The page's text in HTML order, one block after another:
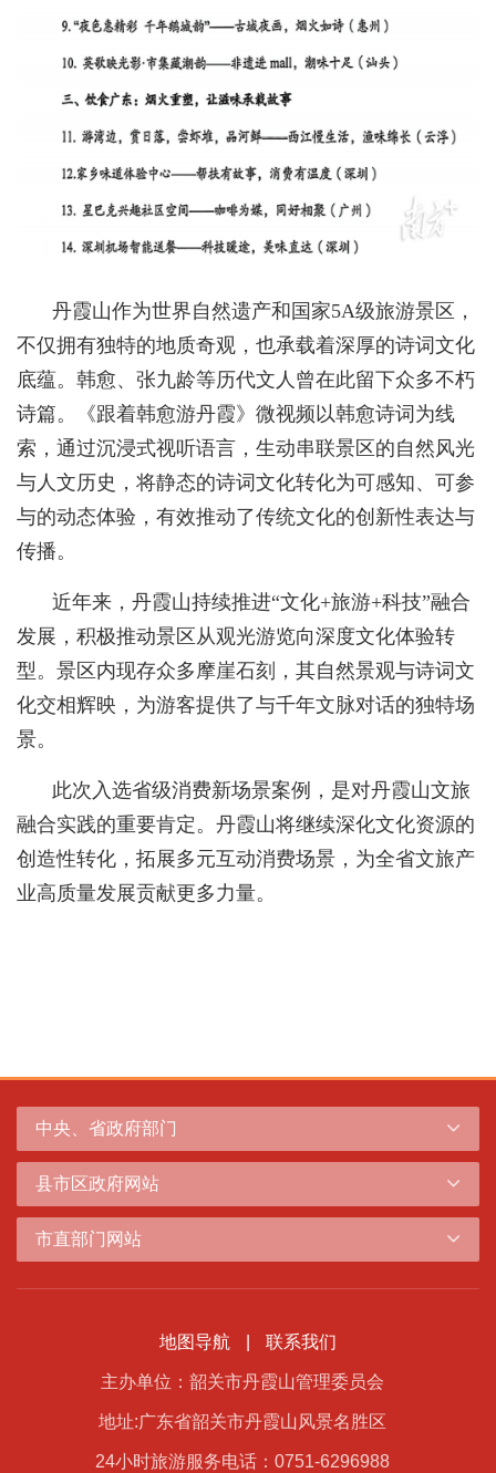
丹霞山作为世界自然遗产和国家5A级旅游景区，
不仅拥有独特的地质奇观，也承载着深厚的诗词文化
底蕴。韩愈、张九龄等历代文人曾在此留下众多不朽
诗篇。《跟着韩愈游丹霞》微视频以韩愈诗词为线
索，通过沉浸式视听语言，生动串联景区的自然风光
与人文历史，将静态的诗词文化转化为可感知、可参
与的动态体验，有效推动了传统文化的创新性表达与
传播。
近年来，丹霞山持续推进“文化+旅游+科技”融合
发展，积极推动景区从观光游览向深度文化体验转
型。景区内现存众多摩崖石刻，其自然景观与诗词文
化交相辉映，为游客提供了与千年文脉对话的独特场
景。
此次入选省级消费新场景案例，是对丹霞山文旅
融合实践的重要肯定。丹霞山将继续深化文化资源的
创造性转化，拓展多元互动消费场景，为全省文旅产
业高质量发展贡献更多力量。
中央、省政府部门
县市区政府网站
市直部门网站
地图导航 联系我们
主办单位：韶关市丹霞山管理委员会
地址:广东省韶关市丹霞山风景名胜区
24小时旅游服务电话：0751-6296988